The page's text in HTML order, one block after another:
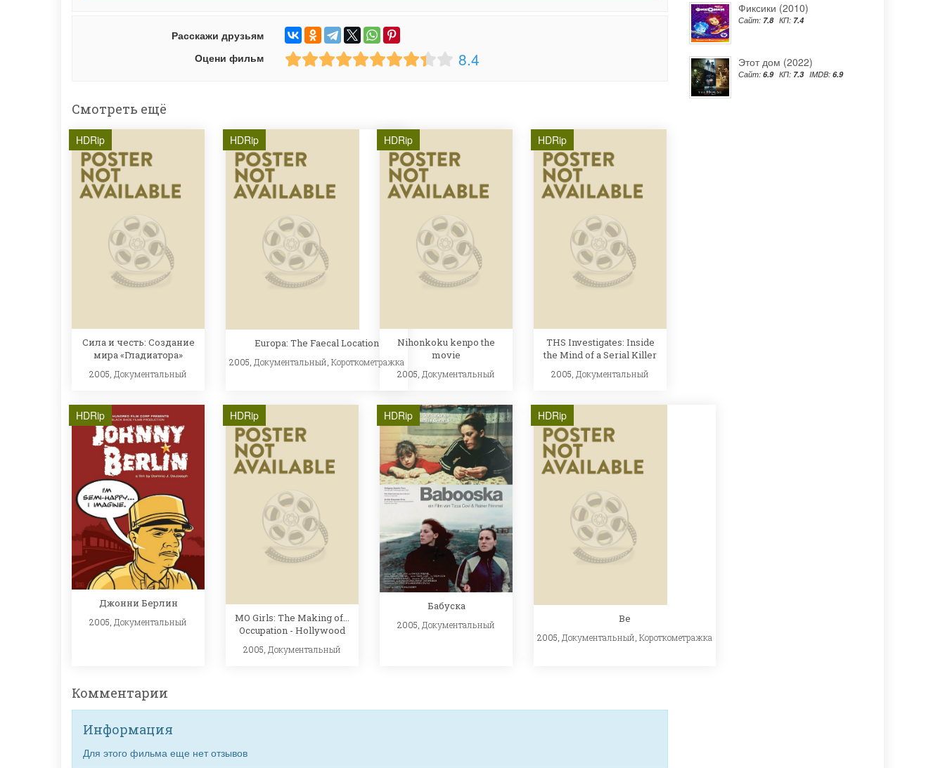
Расскажи друзьям
Оцени фильм
8.4
Смотреть ещё
HDRip
Сила и честь: Создание
мира «Гладиатора»
2005, Документальный
HDRip
Europa: The Faecal Location
2005, Документальный Короткометражка
HDRip
Nihonkoku kenpo the
movie
2005, Документальный
HDRip
THS Investigates: Inside
the Mind of a Serial Killer
2005, Документальный
HDRip
Джонни Берлин
2005, Документальный
HDRip
MO Girls: The Making of...
Occupation - Hollywood
2005, Документальный
HDRip
Бабуска
2005, Документальный
HDRip
Be
2005, Документальный Короткометражка
Комментарии
Информация
Для этого фильма еще нет отзывов
Фиксики (2010)
Сайт: 7.8 КП: 7.4
Этот дом (2022)
Сайт: 6.9 КП: 7.3 IMDB: 6.9